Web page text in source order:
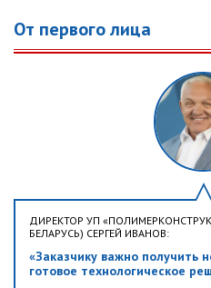
От первого лица
ДИРЕКТОР УП
БЕЛАРУСЬ) СЕРГЕЙ ИВАНОВ:
«Заказчику важно получить
готовое технологическое